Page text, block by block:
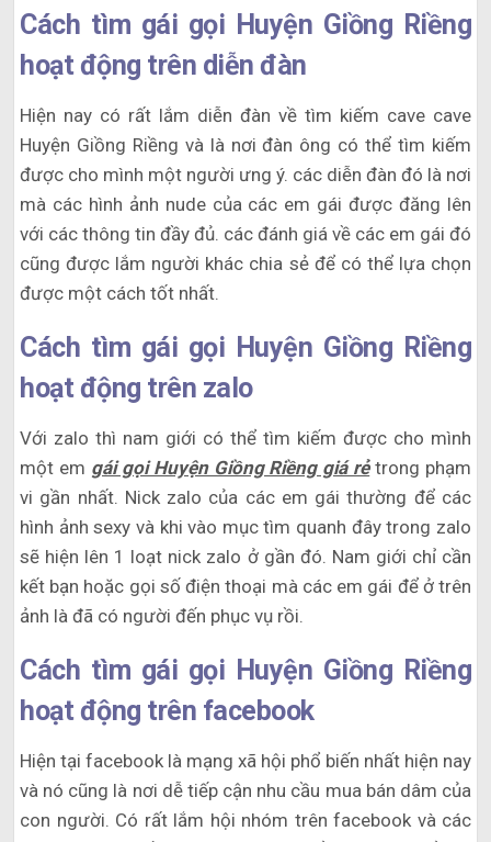
Cách tìm gái gọi Huyện Giồng Riềng
hoạt động trên diễn đàn
Hiện nay có rất lắm diễn đàn về tìm kiếm cave cave
Huyện Giồng Riềng và là nơi đàn ông có thể tìm kiếm
được cho mình một người ưng ý. các diễn đàn đó là nơi
mà các hình ảnh nude của các em gái được đăng lên
với các thông tin đầy đủ. các đánh giá về các em gái đó
cũng được lắm người khác chia sẻ để có thể lựa chọn
được một cách tốt nhất.
Cách tìm gái gọi Huyện Giồng Riềng
hoạt động trên zalo
Với zalo thì nam giới có thể tìm kiếm được cho mình
một em gái gọi Huyện Giồng Riềng giá rẻtrong phạm
vi gần nhất. Nick zalo của các em gái thường để các
hình ảnh sexy và khi vào mục tìm quanh đây trong zalo
sẽ hiện lên 1 loạt nick zalo ở gần đó. Nam giới chỉ cần
kết bạn hoặc gọi số điện thoại mà các em gái để ở trên
ảnh là đã có người đến phục vụ rồi.
Cách tìm gái gọi Huyện Giồng Riềng
hoạt động trên facebook
Hiện tại facebook là mạng xã hội phổ biến nhất hiện nay
và nó cũng là nơi dễ tiếp cận nhu cầu mua bán dâm của
con người. Có rất lắm hội nhóm trên facebook và các